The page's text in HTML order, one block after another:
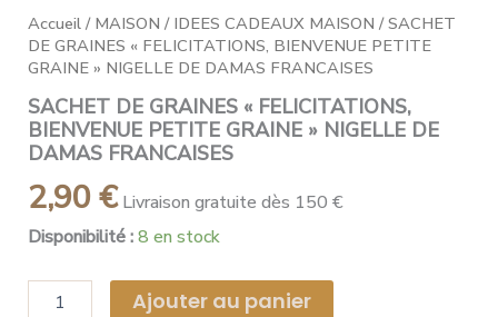
Accueil / MAISON / IDEES CADEAUX MAISON / SACHET
DE GRAINES « FELICITATIONS, BIENVENUE PETITE
GRAINE » NIGELLE DE DAMAS FRANCAISES
SACHET DE GRAINES « FELICITATIONS,
BIENVENUE PETITE GRAINE » NIGELLE DE
DAMAS FRANCAISES
2,90€ Livraison gratuite dès 150 €
Disponibilité :8 en stock
Ajouter au panier